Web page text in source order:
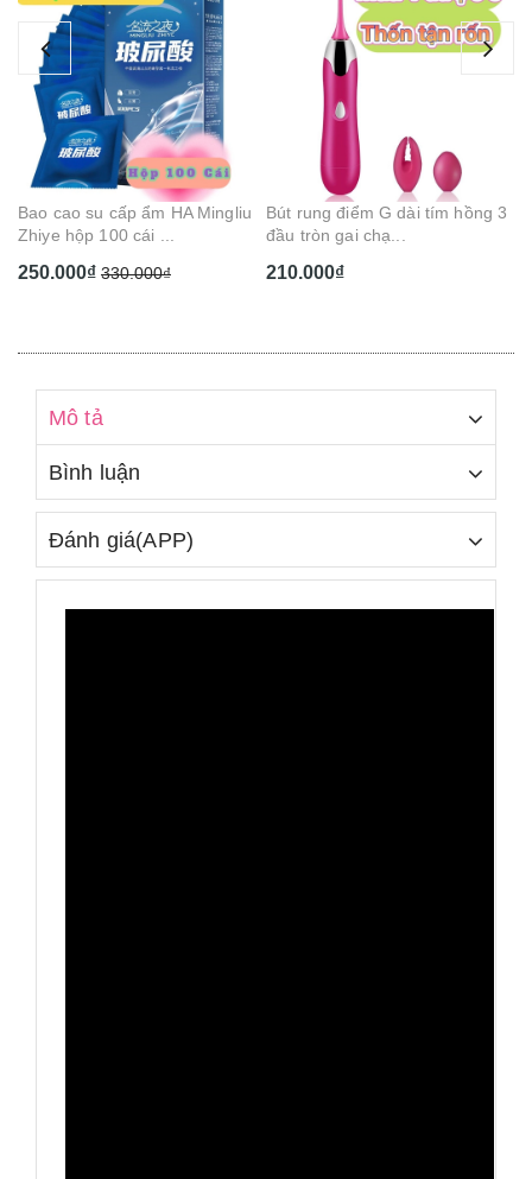
Bút rung điểm G dài tím hồng 3
đầu tròn gai chạ...
210.000₫
Gel bôi trơn hương trái cây 5 vị
Cam Cherry Dâu...
130.000₫
Mô tả
Bình luận
Đánh giá(APP)